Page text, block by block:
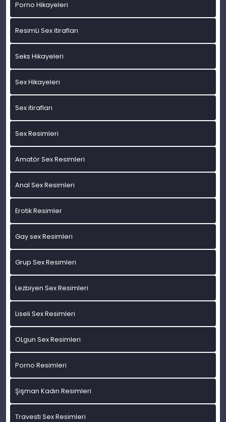
Porno Hikayeleri
ResimLi Sex itirafları
Seks Hikayeleri
Sex Hikayeleri
Sex itirafları
Sex Resimleri
Amatör Sex Resimleri
Anal Sex Resimleri
Erotik Resimler
Gay sex Resimleri
Grup Sex Resimleri
Lezbiyen Sex Resimleri
Liseli Sex Resimleri
OLgun Sex Resimleri
Porno Resimleri
Şişman Kadın Resimleri
Travesti Sex Resimleri